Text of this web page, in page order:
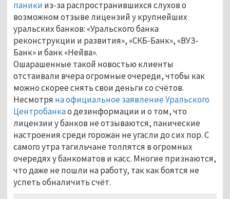
паники из-за распространившихся слухов о
возможном отзыве лицензий у крупнейших
уральских банков: «Уральского банка
реконструкции и развития», «СКБ-Банк», «ВУЗ-
Банк» и банк «Нейва».
Ошарашенные такой новостью клиенты
отстаивали вчера огромные очереди, чтобы как
можно скорее снять свои деньги со счётов.
Несмотря на официальное заявление Уральского
Центробанкао дезинформации и о том, что
лицензии у банков не отзываются, панические
настроения среди горожан не угасли до сих пор. С
самого утра тагильчане толпятся в огромных
очередях у банкоматов и касс. Многие признаются,
что даже не пошли на работу, так как боятся не
успеть обналичить счёт.